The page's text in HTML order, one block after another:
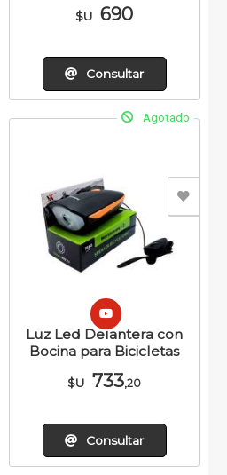
$U 690
Consultar
Agotado
Luz Led Delantera con
Bocina para Bicicletas
$U 733,20
Consultar